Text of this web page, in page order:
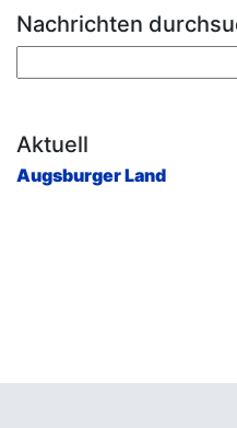
Nachrichten
Aktuell
Augsburger Land